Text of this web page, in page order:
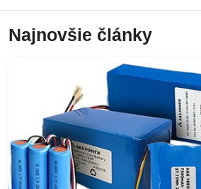
Najnovšie články